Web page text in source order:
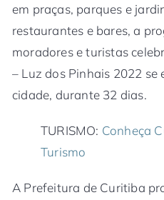
em praças, parques e
restaurantes e bares, a
moradores e turistas
– Luz dos Pinhais 2022
cidade, durante 32 dias.
TURISMO: Conheça
Turismo
A Prefeitura de Curitiba